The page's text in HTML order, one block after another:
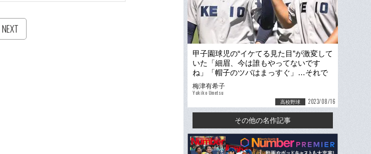
NEXT
甲子園球児の“イケてる見た目”が激変して
いた「細眉、今は誰もやってないです
ね」「帽子のツバはまっすぐ」…それで
も残る“根性論”ハチマキ
梅津有希子
Yukiko Umetsu
高校野球 2023/08/16
その他の名作記事